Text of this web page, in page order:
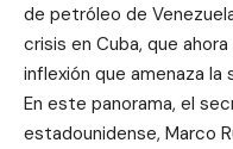
de petróleo de
crisis en Cuba, que
inflexión que amenaza la
En este panorama, el
estadounidense, Marco